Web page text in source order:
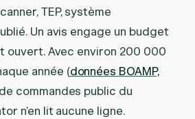
TEP, système
Un avis engage un budget
ouvert. Avec environ 200 000
année (données BOAMP,
commandes public du
n’en lit aucune ligne.